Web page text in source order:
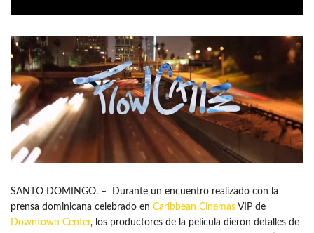
SANTO DOMINGO. – Durante un encuentro realizado con la
prensa dominicana celebrado en Caribbean Cinemas VIP de
Downtown Center, los productores de la película dieron detalles de